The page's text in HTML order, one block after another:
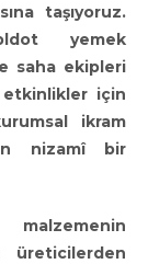
taşıyoruz.
yemek
saha ekipleri
etkinlikler için
ikram
nizamî bir
malzemenin
üreticilerden